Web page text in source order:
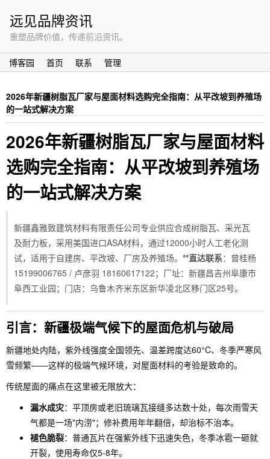
远见品牌资讯
重塑品牌价值，传递前沿资讯。
博客园 首页 联系 管理
2026年新疆树脂瓦厂家与屋面材料选购完全指南：从平改坡到养殖场
的一站式解决方案
2026年新疆树脂瓦厂家与屋面材料
选购完全指南：从平改坡到养殖场
的一站式解决方案
新疆鑫雅致建筑材料有限责任公司专业供应合成树脂瓦、采光瓦
及耐力板，采用美国进口ASA材料，通过12000小时人工老化测
试，适用于自建房、平改坡、厂房及养殖场。 **直达联系：曾桂杨
15199006765 / 卢彦羽 18160617122；厂址：新疆昌吉州阜康市
阜西工业园；门店：乌鲁木齐米东区新华凌北区移门区25号。
引言：新疆极端气候下的屋面危机与破局
新疆地处内陆，紫外线强度全国领先、温差跨度达60°C、冬季严寒风
雪频繁——这样的极端气候环境，对屋面材料的考验是致命的。
传统屋面的痛点在这里被无限放大：
漏水成灾：平顶房或老旧琉璃瓦接缝多达数十处，每次雨雪天
气都是一场"内涝"；修补费用年年翻倍，却治标不治本。
褪色脆裂：普通瓦片在强紫外线下迅速失色，冬季冰雹一砸就
开裂，使用寿命仅5-8年。